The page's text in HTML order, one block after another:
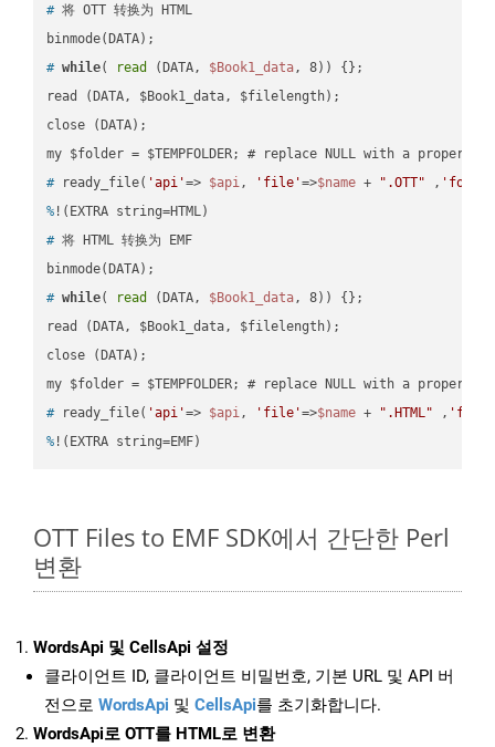
# 将 OTT 转换为 HTML
# while( read (DATA, $Book1_data, 8)) {};
read (DATA, $Book1_data, $filelength);
close (DATA);
# ready_file( 'api'=> $api, 'file'=>$name + ".OTT" ,
% !(EXTRA string=HTML)
# 将 HTML 转换为 EMF
# while( read (DATA, $Book1_data, 8)) {};
read (DATA, $Book1_data, $filelength);
close (DATA);
# ready_file( 'api'=> $api, 'file'=>$name + ".HTML" ,
% !(EXTRA string=EMF)
OTT Files to EMF SDK에서 간단한 Perl
변환
WordsApi 및 CellsApi 설정
클라이언트 ID, 클라이언트 비밀번호, 기본 URL 및 API 버
전으로 WordsApi 및 CellsApi를 초기화합니다.
WordsApi로 OTT를 HTML로 변환